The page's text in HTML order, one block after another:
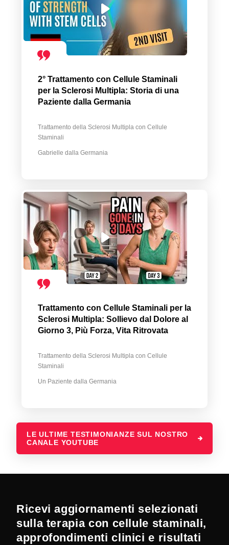
2° Trattamento con Cellule Staminali
per la Sclerosi Multipla: Storia di una
Paziente dalla Germania
Trattamento della Sclerosi Multipla con Cellule
Staminali
Gabrielle dalla Germania
Trattamento con Cellule Staminali per la
Sclerosi Multipla: Sollievo dal Dolore al
Giorno 3, Più Forza, Vita Ritrovata
Trattamento della Sclerosi Multipla con Cellule
Staminali
Un Paziente dalla Germania
LE ULTIME TESTIMONIANZE SUL NOSTRO
CANALE YOUTUBE
Ricevi aggiornamenti selezionati
sulla terapia con cellule staminali,
approfondimenti clinici e risultati